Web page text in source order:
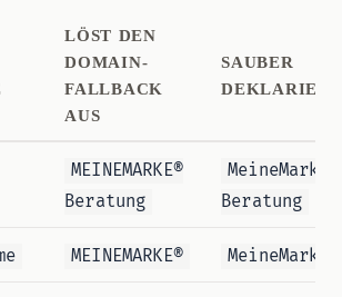
LÖST DEN
DOMAIN-
FALLBACK
AUS
SAUBER
DEKLARIERT
MEINEMARKE®
Beratung
MeineMarke
Beratung
MEINEMARKE® MeineMarke